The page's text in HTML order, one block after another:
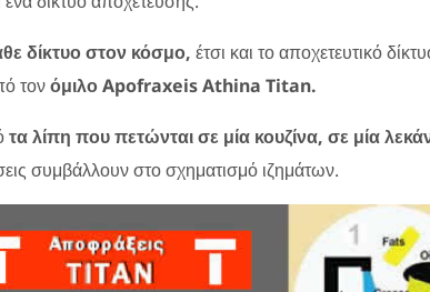
δίκτυο στον κόσμο, έτσι και το αποχετευτικό
τονόμιλο Apofraxeis Athina Titan.
τα λίπη που πετώνται σε μία κουζίνα, σε μία
συμβάλλουν στο σχηματισμό ιζημάτων.